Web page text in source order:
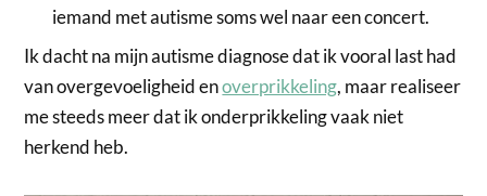
iemand met autisme soms wel naar een concert.
Ik dacht na mijn autisme diagnose dat ik vooral last had
van overgevoeligheid enoverprikkeling, maar realiseer
me steeds meer dat ik onderprikkeling vaak niet
herkend heb.